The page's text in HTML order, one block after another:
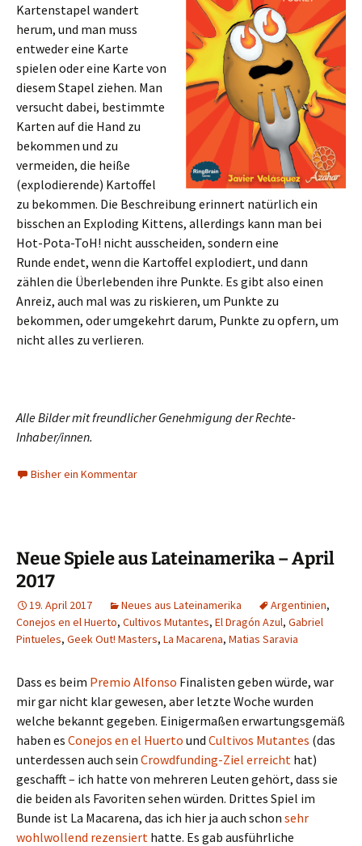
Kartenstapel wandert
herum, und man muss
entweder eine Karte
spielen oder eine Karte von
diesem Stapel ziehen. Man
versucht dabei, bestimmte
Karten auf die Hand zu
bekommen und zu
vermeiden, die heiße
(explodierende) Kartoffel
zu bekommen. Die Beschreibung erinnert natürlich ein
bisschen an Exploding Kittens, allerdings kann man bei
Hot-Pota-ToH! nicht ausscheiden, sondern eine
Runde endet, wenn die Kartoffel explodiert, und dann
zählen die Überlebenden ihre Punkte. Es gibt also einen
Anreiz, auch mal was zu riskieren, um Punkte zu
bekommen, oder umgekehrt darum, Punkte zu opfern, um
nicht alles zu verlieren.
Alle Bilder mit freundlicher Genehmigung der Rechte-
Inhaber/innen.
Bisher ein Kommentar
Neue Spiele aus Lateinamerika – April
2017
19. April 2017 Neues aus Lateinamerika Argentinien,
Conejos en el Huerto, Cultivos Mutantes, El Dragón Azul, Gabriel
Pintueles, Geek Out! Masters, La Macarena, Matias Saravia
Dass es beim Premio Alfonso Finalisten geben würde, war
mir gar nicht klar gewesen, aber letzte Woche wurden
welche bekannt gegeben. Einigermaßen erwartungsgemäß
haben es Conejos en el Huerto und Cultivos Mutantes (das
unterdessen auch sein Crowdfunding-Ziel erreicht hat)
geschafft – ich hatte von mehreren Leuten gehört, dass sie
die beiden als Favoriten sehen würden. Drittes Spiel im
Bunde ist La Macarena, das ich hier ja auch schon sehr
wohlwollend rezensiert hatte. Es gab ausführliche